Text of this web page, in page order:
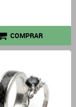
COMPRAR